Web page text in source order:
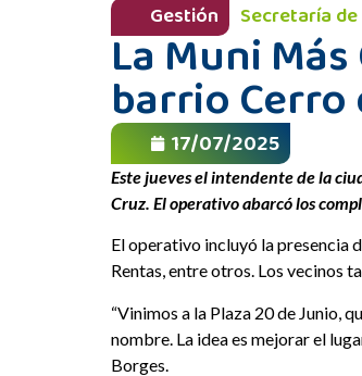
Gestión Secretaría
La Muni
barrio Cerro
17/07/2025
Este jueves el intendente de la
Cruz. El operativo abarcó los
El operativo incluyó la presencia
Rentas, entre otros. Los vecinos
“Vinimos a la Plaza 20 de Junio,
nombre. La idea es mejorar el
Borges.